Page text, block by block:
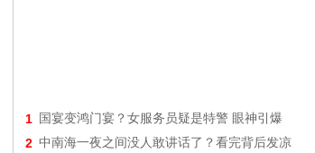
1 国宴变鸿门宴？女服务员疑是特警 眼神引爆
2 中南海一夜之间没人敢讲话了？看完背后发凉